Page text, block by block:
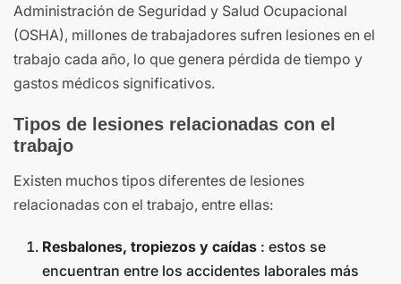
Administración de Seguridad y Salud Ocupacional
(OSHA), millones de trabajadores sufren lesiones en el
trabajo cada año, lo que genera pérdida de tiempo y
gastos médicos significativos.
Tipos de lesiones relacionadas con el
trabajo
Existen muchos tipos diferentes de lesiones
relacionadas con el trabajo, entre ellas:
Resbalones, tropiezos y caídas : estos se
encuentran entre los accidentes laborales más